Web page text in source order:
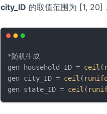
city_ID 的取值范围为 [1, 20]
*随机生成
gen household_ID = ceil (
gen city_ID = ceil (
gen state_ID = ceil (